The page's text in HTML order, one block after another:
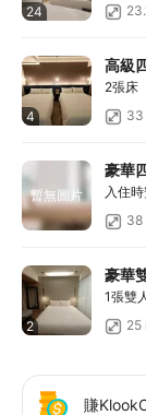
24
4
高級
2張床
33
暫無圖片
豪華
入住
38
2
豪華
1張雙
25
賺